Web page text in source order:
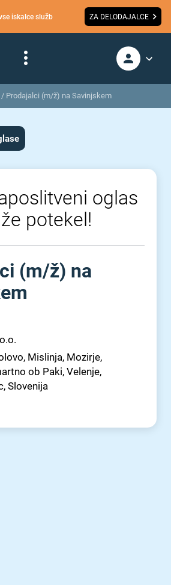
iskalce služb ZA DELODAJALCE
/ Prodajalci (m/ž) na Savinjskem
oglas
potekel!
(m⁠/⁠ž) na
Mislinja, Mozirje,
ob Paki, Velenje,
Slovenija